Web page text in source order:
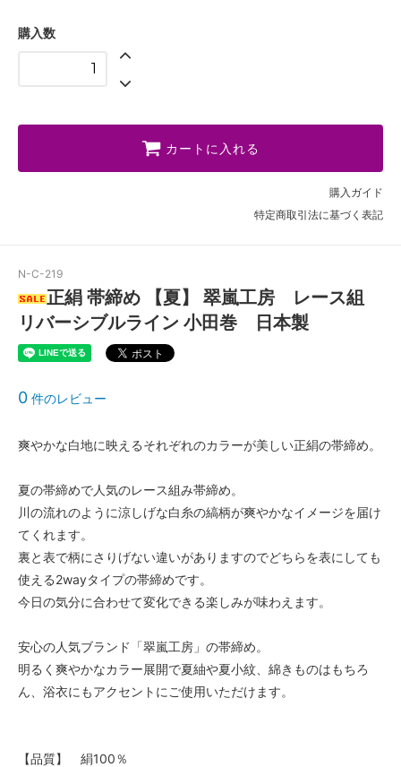
購入数
カートに入れる
購入ガイド
特定商取引法に基づく表記
N-C-219
正絹 帯締め 【夏】 翠嵐工房 レース組
リバーシブルライン 小田巻 日本製
0 件のレビュー
爽やかな白地に映えるそれぞれのカラーが美しい正絹の帯締め。
夏の帯締めで人気のレース組み帯締め。
川の流れのように涼しげな白糸の縞柄が爽やかなイメージを届け
てくれます。
裏と表で柄にさりげない違いがありますのでどちらを表にしても
使える2wayタイプの帯締めです。
今日の気分に合わせて変化できる楽しみが味わえます。
安心の人気ブランド「翠嵐工房」の帯締め。
明るく爽やかなカラー展開で夏紬や夏小紋、綿きものはもちろ
ん、浴衣にもアクセントにご使用いただけます。
【品質】 絹100％